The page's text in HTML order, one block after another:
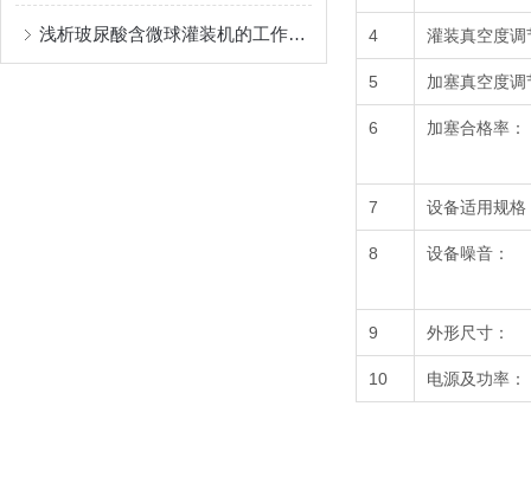
浅析玻尿酸含微球灌装机的工作原理 4 灌装真空度调
5 加塞真空度调
6 加塞合格率：
7 设备适用规格
8 设备噪音：
9 外形尺寸：
10 电源及功率：